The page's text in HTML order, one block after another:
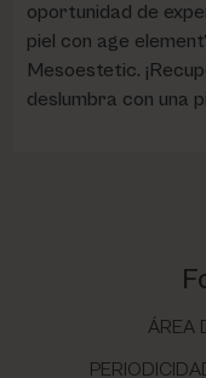
oportunidad de
piel con age
Mesoestetic.
deslumbra con una
ÁREA